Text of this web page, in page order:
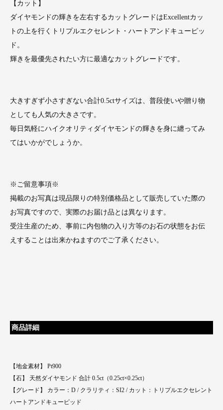
【カット】
ダイヤモンドの輝きを左右するカットグレードはExcellentカッ
トの上を行くトリプルエクセレント・ハートアンドキューピッ
ド。
輝きを最優先されたい方に最適なカットグレードです。
大きすぎず小さすぎない合計0.5ctサイズは、普段使いや贈り物
としても人気の大きさです。
毎日気軽にハイクオリティダイヤモンドの輝きを身に纏ってみ
てはいかがでしょうか。
※ご留意事項※
掲載のお写真は現品限りの特別価格品として販売していた際の
お写真ですので、実際のお届け品とは異なります。
受注生産のため、事前に内包物の入り方等のお石の状態をお伝
えすることは出来かねますのでご了承ください。
商品詳細
【地金素材】 Pt900
【石】 天然ダイヤモンド 合計 0.5ct（0.25ct×0.25ct）
【グレード】 カラー：D / クラリティ：SI2 / カット：トリプルエクセレント
ハートアンドキューピッド